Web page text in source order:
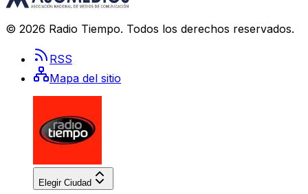
© 2026 Radio Tiempo. Todos los derechos reservados.
RSS
Mapa del sitio
Elegir Ciudad